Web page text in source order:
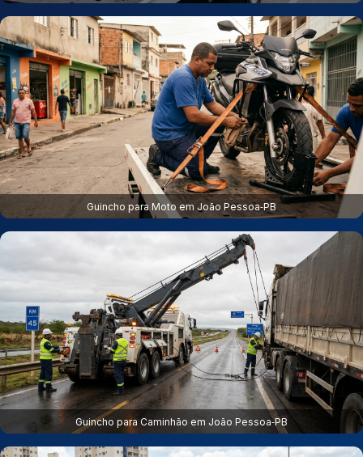
Guincho para Moto em João Pessoa‑PB
Guincho para Caminhão em João Pessoa‑PB